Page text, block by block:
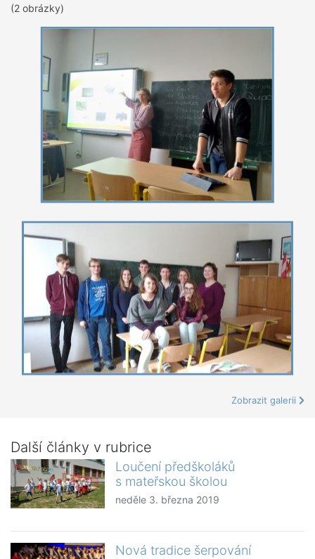
(2 obrázky)
Zobrazit galerii
Další články v rubrice
Loučení předškoláků
s mateřskou školou
neděle 3. března 2019
Nová tradice šerpování